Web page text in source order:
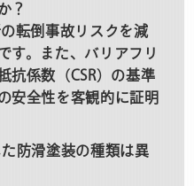
？
転倒事故リスクを減
す。また、バリアフリ
抗係数（CSR）の基準
安全性を客観的に証明
防滑塗装の種類は異